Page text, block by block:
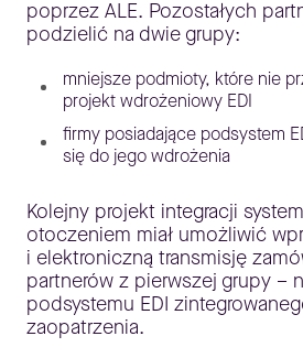
poprzez ALE. Pozostałych
podzielić na dwie grupy:
mniejsze podmioty, które nie
projekt wdrożeniowy EDI
firmy posiadające podsystem
się do jego wdrożenia
Kolejny projekt integracji
otoczeniem miał umożliwić
i elektroniczną transmisję
partnerów z pierwszej grupy –
podsystemu EDI
zaopatrzenia.